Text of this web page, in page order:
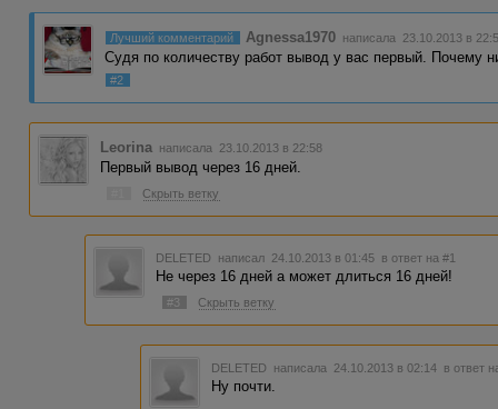
Лучший комментарий Agnessa1970 написала 23.10.2013 в
Судя по количеству работ вывод у вас первый. Почему
#2
Leorina написала 23.10.2013 в 22:58
Первый вывод через 16 дней.
Скрыть ветку
DELETED написал 24.10.2013 в 01:45 в ответ на #1
Не через 16 дней а может длиться 16 дней!
#3 Скрыть ветку
DELETED написала 24.10.2013 в 02:14 в ответ
Ну почти.